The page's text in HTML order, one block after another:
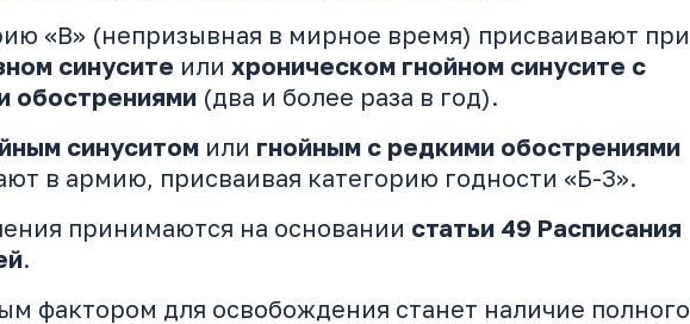
«В» (непризывная в мирное время) присваивают при
синусите или хроническом гнойном синусите с
обострениями (два и более раза в год).
синуситом или гнойным с редкими обострениями
в армию, присваивая категорию годности «Б-3».
принимаются на основании статьи 49 Расписания
.
фактором для освобождения станет наличие полного